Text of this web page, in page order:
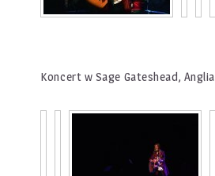
Koncert w Sage Gateshead, Anglia